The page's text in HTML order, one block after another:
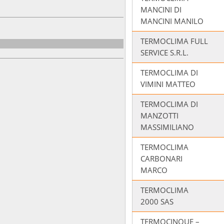
MANCINI DI
MANCINI MANILO
TERMOCLIMA FULL
SERVICE S.R.L.
TERMOCLIMA DI
VIMINI MATTEO
TERMOCLIMA DI
MANZOTTI
MASSIMILIANO
TERMOCLIMA
CARBONARI
MARCO
TERMOCLIMA
2000 SAS
TERMOCINQUE –